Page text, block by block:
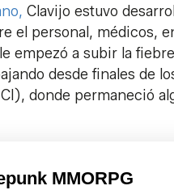
Clavijo estuvo
el personal, médicos,
empezó a subir la
desde finales de
donde permaneció
MMORPG